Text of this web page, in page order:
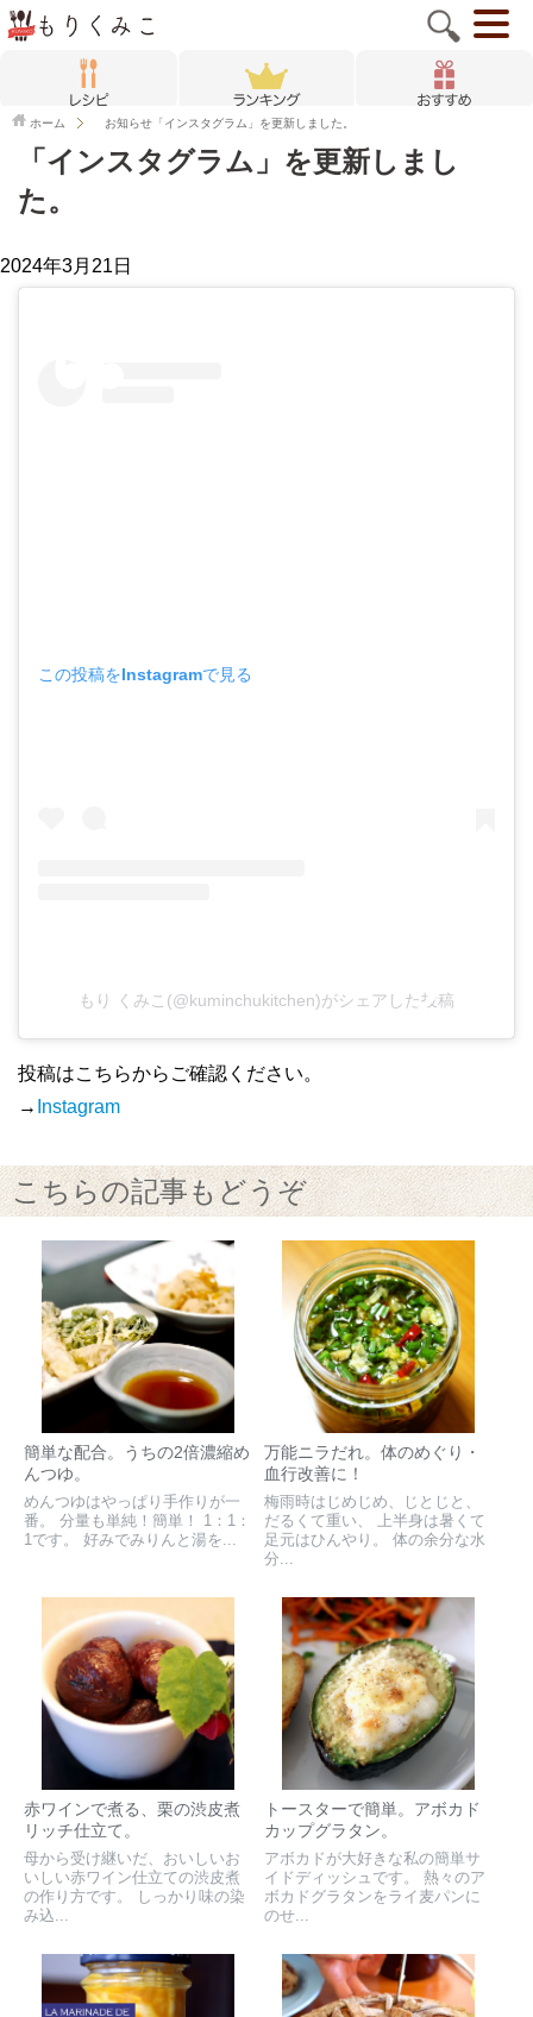
ホーム お知らせ「インスタグラム」を更新しました。
「インスタグラム」を更新しまし
た。
2024年3月21日
この投稿をInstagramで見る
もり くみこ(@kuminchukitchen)がシェアした投稿
投稿はこちらからご確認ください。
→ Instagram
こちらの記事もどうぞ
簡単な配合。うちの2倍濃縮め
んつゆ。
めんつゆはやっぱり手作りが一
番。 分量も単純！簡単！ 1：1：
1です。 好みでみりんと湯を...
万能ニラだれ。体のめぐり・
血行改善に！
梅雨時はじめじめ、じとじと、
だるくて重い、 上半身は暑くて
足元はひんやり。 体の余分な水
分...
赤ワインで煮る、栗の渋皮煮
リッチ仕立て。
母から受け継いだ、おいしいお
いしい赤ワイン仕立ての渋皮煮
の作り方です。 しっかり味の染
み込...
トースターで簡単。アボカド
カップグラタン。
アボカドが大好きな私の簡単サ
イドディッシュです。 熱々のア
ボカドグラタンをライ麦パンに
のせ...